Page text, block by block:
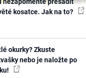
kosatce. Jak na to?
okurky? Zkuste
nebo je naložte po